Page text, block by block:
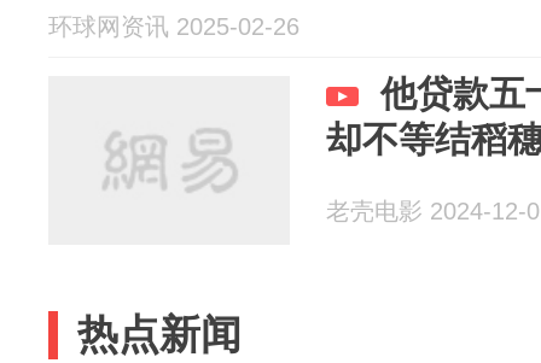
环球网资讯 2025-02-26
他贷款五
却不等结稻
老壳电影 2024-12-
热点新闻